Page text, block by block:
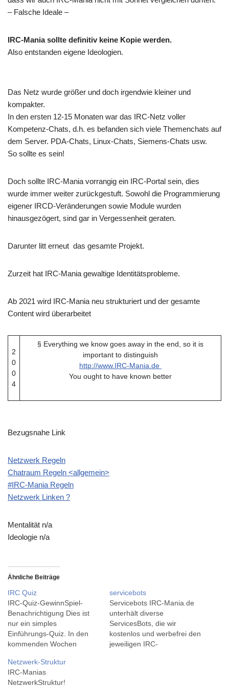
– Falsche Ideale –
IRC-Mania sollte definitiv keine Kopie werden.
Also entstanden eigene Ideologien.
Das Netz wurde größer und doch irgendwie kleiner und
kompakter.
In den ersten 12-15 Monaten war das IRC-Netz voller
Kompetenz-Chats, d.h. es befanden sich viele Themenchats auf
dem Server. PDA-Chats, Linux-Chats, Siemens-Chats usw.
So sollte es sein!
Doch sollte IRC-Mania vorrangig ein IRC-Portal sein, dies
wurde immer weiter zurückgestuft. Sowohl die Programmierung
eigener IRCD-Veränderungen sowie Module wurden
hinausgezögert, sind gar in Vergessenheit geraten.
Darunter litt erneut das gesamte Projekt.
Zurzeit hat IRC-Mania gewaltige Identitätsprobleme.
Ab 2021 wird IRC-Mania neu strukturiert und der gesamte
Content wird überarbeitet
2
0
0
4
§ Everything we know goes away in the end, so it is
important to distinguish
http://www.IRC-Mania.de
You ought to have known better
Bezugsnahe Link
Netzwerk Regeln
Chatraum Regeln <allgemein>
#IRC-Mania Regeln
Netzwerk Linken ?
Mentalität n/a
Ideologie n/a
Ähnliche Beiträge
IRC Quiz
IRC-Quiz-GewinnSpiel-
Benachrichtigung Dies ist
nur ein simples
Einführungs-Quiz. In den
kommenden Wochen
GewinnSpielQuiz, bei dem
Du ShellAccounts,
SecuritySoftware und
servicebots
Servicebots IRC-Mania.de
unterhält diverse
ServicesBots, die wir
kostenlos und werbefrei den
jeweiligen IRC-
Netzwerk-Struktur
IRC-Manias
NetzwerkStruktur!